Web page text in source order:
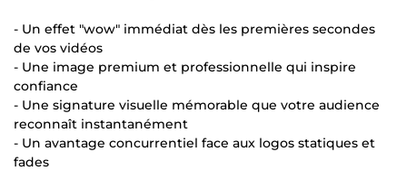
- Un effet "wow" immédiat dès les premières secondes
de vos vidéos
- Une image premium et professionnelle qui inspire
confiance
- Une signature visuelle mémorable que votre audience
reconnaît instantanément
- Un avantage concurrentiel face aux logos statiques et
fades